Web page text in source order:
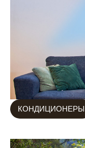
КОНДИЦИОНЕРЫ